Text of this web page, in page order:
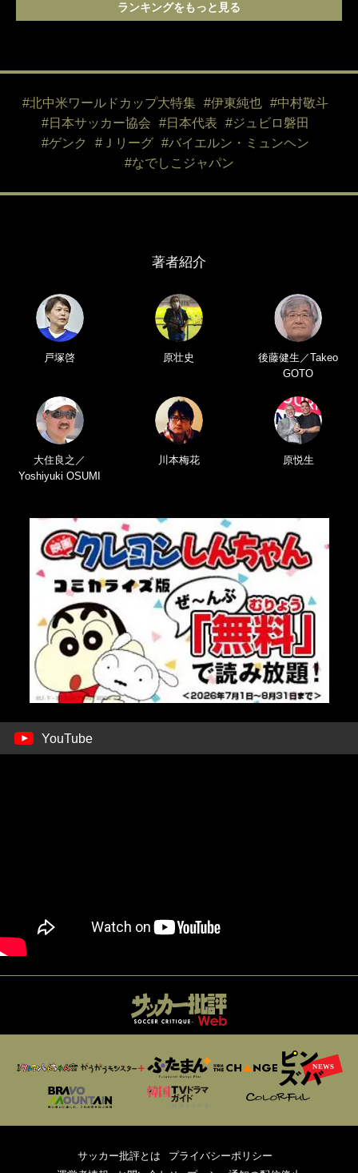
ランキングをもっと見る
#北中米ワールドカップ大特集 #伊東純也
#中村敬斗
#日本サッカー協会
#日本代表
#ジュビロ磐田
#ゲンク
#Ｊリーグ
#バイエルン・ミュンヘン
#なでしこジャパン
著者紹介
戸塚啓 原壮史
後藤健生／Takeo
GOTO
大住良之／
Yoshiyuki OSUMI
川本梅花 原悦生
YouTube
サッカー批評とは
プライバシーポリシー